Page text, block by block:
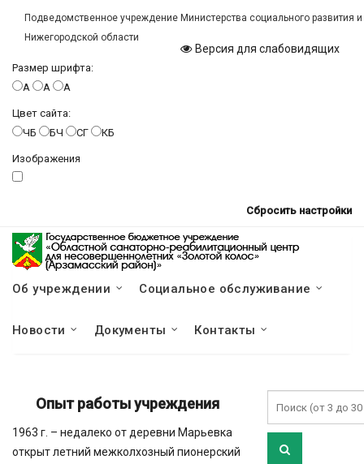
Подведомственное учреждение Министерства социального развития
Нижегородской области
Версия для слабовидящих
Размер шрифта:
A
A A
Цвет сайта:
ЧБ
БЧ СГ КБ
Изображения
Сбросить настройки
Об учреждении Социальное обслуживание
Новости Документы Контакты
Опыт работы учреждения
1963 г. – недалеко от деревни Марьевка
открыт летний межколхозный пионерский